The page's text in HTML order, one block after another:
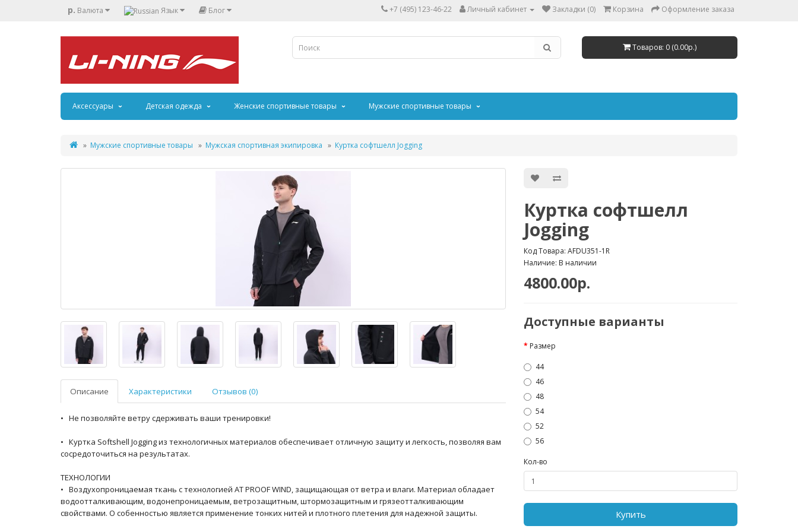
р. Валюта Язык Блог +7 (495) 123-46-22 Личный кабинет Закладки (0) Корзина Оформление заказа
Товаров: 0 (0.00р.)
Аксессуары Детская одежда Женские спортивные товары Мужские спортивные товары
Мужские спортивные товары Мужская спортивная экипировка Куртка софтшелл Jogging
Описание Характеристики Отзывов (0)
• Не позволяйте ветру сдерживать ваши тренировки!
• Куртка Softshell Jogging из технологичных материалов обеспечивает отличную защиту и легкость, позволяя вам
сосредоточиться на результатах.
ТЕХНОЛОГИИ
• Воздухопроницаемая ткань с технологией AT PROOF WIND, защищающая от ветра и влаги. Материал обладает
водоотталкивающим, водонепроницаемым, ветрозащитным, штормозащитным и грязеотталкивающим
свойствами. О собенностью является применение тонких нитей и плотного плетения для надежной защиты.
Куртка софтшелл
Jogging
Код Товара: AFDU351-1R
Наличие: В наличии
4800.00р.
Доступные варианты
Размер
44
46
48
54
52
56
Кол-во
Купить